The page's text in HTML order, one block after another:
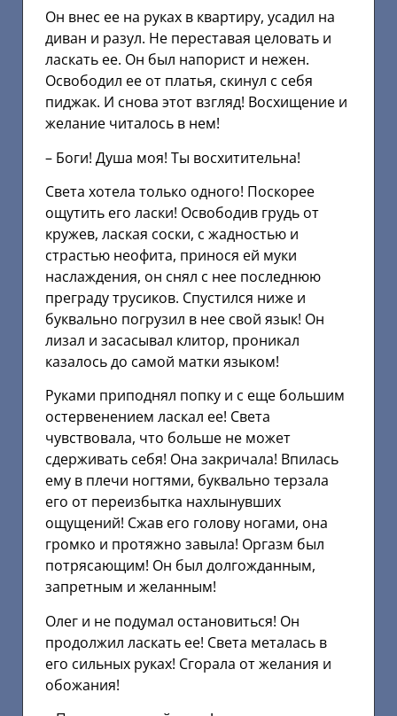
Он внес ее на руках в квартиру, усадил на
диван и разул. Не переставая целовать и
ласкать ее. Он был напорист и нежен.
Освободил ее от платья, скинул с себя
пиджак. И снова этот взгляд! Восхищение и
желание читалось в нем!
– Боги! Душа моя! Ты восхитительна!
Света хотела только одного! Поскорее
ощутить его ласки! Освободив грудь от
кружев, лаская соски, с жадностью и
страстью неофита, принося ей муки
наслаждения, он снял с нее последнюю
преграду трусиков. Спустился ниже и
буквально погрузил в нее свой язык! Он
лизал и засасывал клитор, проникал
казалось до самой матки языком!
Руками приподнял попку и с еще большим
остервенением ласкал ее! Света
чувствовала, что больше не может
сдерживать себя! Она закричала! Впилась
ему в плечи ногтями, буквально терзала
его от переизбытка нахлынувших
ощущений! Сжав его голову ногами, она
громко и протяжно завыла! Оргазм был
потрясающим! Он был долгожданным,
запретным и желанным!
Олег и не подумал остановиться! Он
продолжил ласкать ее! Света металась в
его сильных руках! Сгорала от желания и
обожания!